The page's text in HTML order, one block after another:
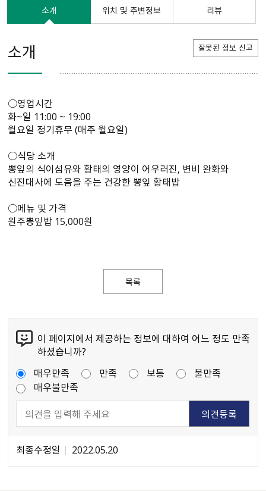
소개 위치 및 주변정보 리뷰
소개 잘못된 정보 신고
○영업시간
화~일 11:00 ~ 19:00
월요일 정기휴무 (매주 월요일)
○식당 소개
뽕잎의 식이섬유와 황태의 영양이 어우러진, 변비 완화와
신진대사에 도움을 주는 건강한 뽕잎 황태밥
○메뉴 및 가격
원주뽕잎밥 15,000원
목록
이 페이지에서 제공하는 정보에 대하여 어느 정도 만족
하셨습니까?
매우만족
만족 보통
불만족
매우불만족
최종수정일 2022.05.20